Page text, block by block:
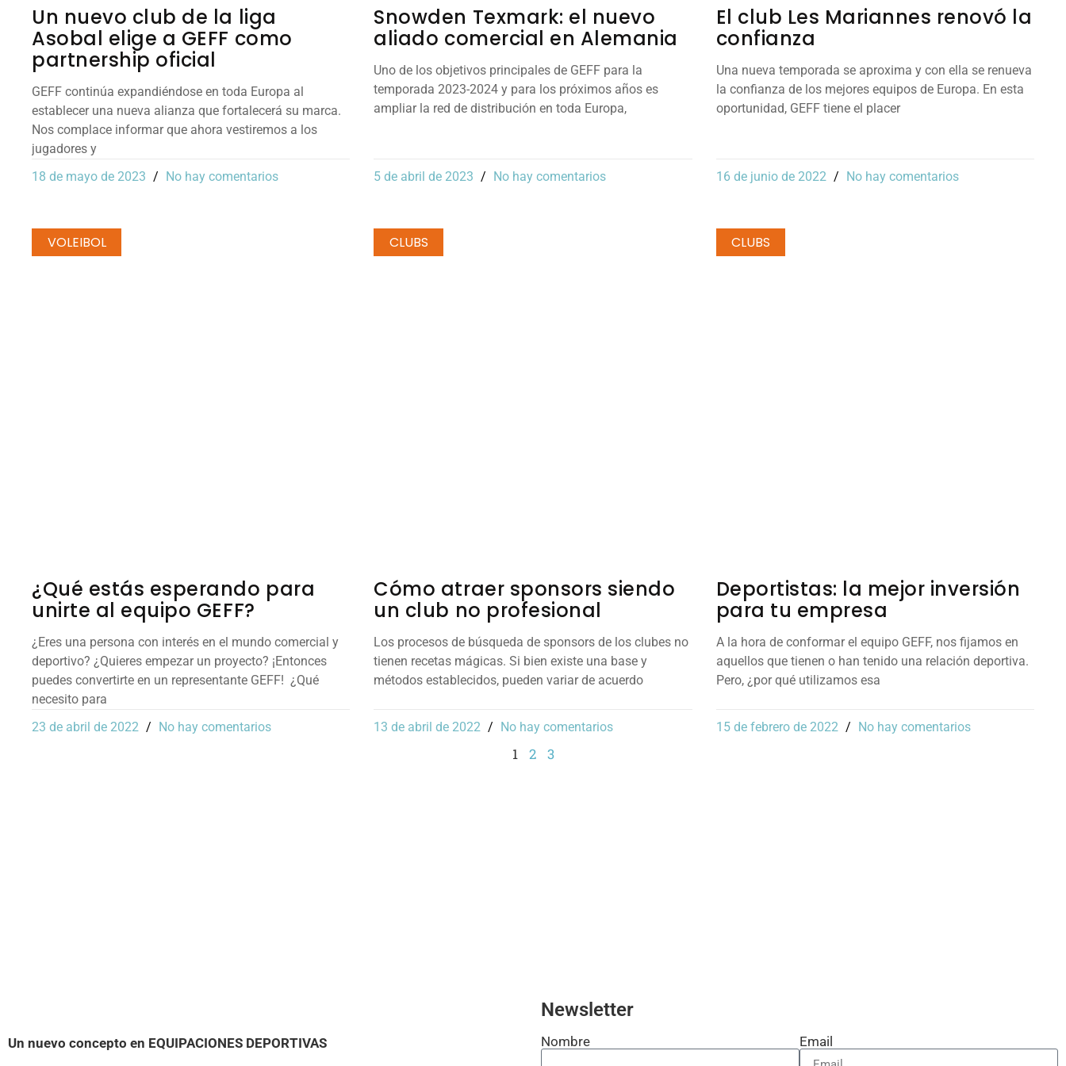
Un nuevo club de la liga
Asobal elige a GEFF como
partnership oficial
GEFF continúa expandiéndose en toda Europa al
establecer una nueva alianza que fortalecerá su marca.
Nos complace informar que ahora vestiremos a los
jugadores y
18 de mayo de 2023
No hay comentarios
Snowden Texmark: el nuevo
aliado comercial en Alemania
Uno de los objetivos principales de GEFF para la
temporada 2023-2024 y para los próximos años es
ampliar la red de distribución en toda Europa,
5 de abril de 2023 No hay comentarios
El club Les Mariannes renovó la
confianza
Una nueva temporada se aproxima y con ella se renueva
la confianza de los mejores equipos de Europa. En esta
oportunidad, GEFF tiene el placer
16 de junio de 2022 No hay comentarios
VOLEIBOL
¿Qué estás esperando para
unirte al equipo GEFF?
¿Eres una persona con interés en el mundo comercial y
deportivo? ¿Quieres empezar un proyecto? ¡Entonces
puedes convertirte en un representante GEFF! ¿Qué
necesito para
23 de abril de 2022
No hay comentarios
CLUBS
Cómo atraer sponsors siendo
un club no profesional
Los procesos de búsqueda de sponsors de los clubes no
tienen recetas mágicas. Si bien existe una base y
métodos establecidos, pueden variar de acuerdo
13 de abril de 2022 No hay comentarios
CLUBS
Deportistas: la mejor inversión
para tu empresa
A la hora de conformar el equipo GEFF, nos fijamos en
aquellos que tienen o han tenido una relación deportiva.
Pero, ¿por qué utilizamos esa
15 de febrero de 2022 No hay comentarios
1 2 3
Un nuevo concepto en EQUIPACIONES DEPORTIVAS
Newsletter
Nombre Email